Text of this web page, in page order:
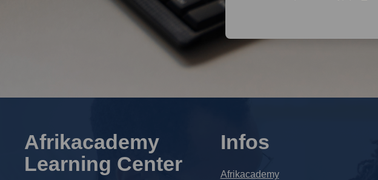
Afrikacademy
Learning Center
Infos
Afrikacademy